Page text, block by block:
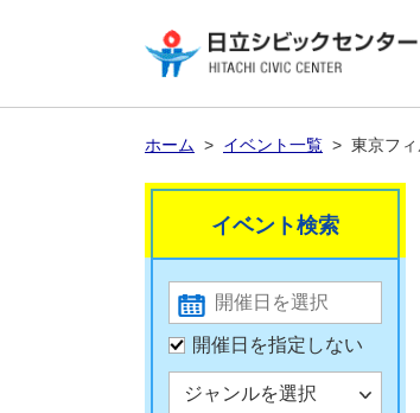
ホーム > イベント一覧 > 東京フ
イベント検索
開催日を指定しない